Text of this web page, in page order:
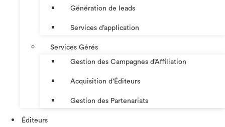
Génération de leads
Services d’application
Services Gérés
Gestion des Campagnes d’Affiliation​
Acquisition d’Éditeurs
Gestion des Partenariats
Éditeurs